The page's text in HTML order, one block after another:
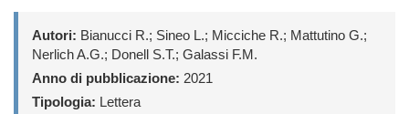
Autori: Bianucci R.; Sineo L.; Micciche R.; Mattutino G.;
Nerlich A.G.; Donell S.T.; Galassi F.M.
Anno di pubblicazione: 2021
Tipologia: Lettera